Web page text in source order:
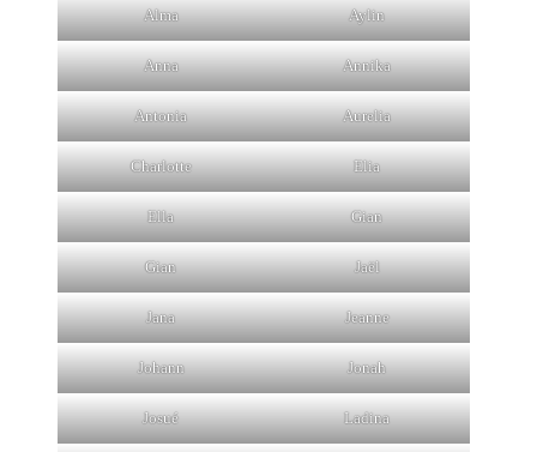
Alma Aylin
Anna Annika
Antonia Aurelia
Charlotte Elia
Ella Gian
Gian Jaël
Jana Jeanne
Johann Jonah
Josué Ladina